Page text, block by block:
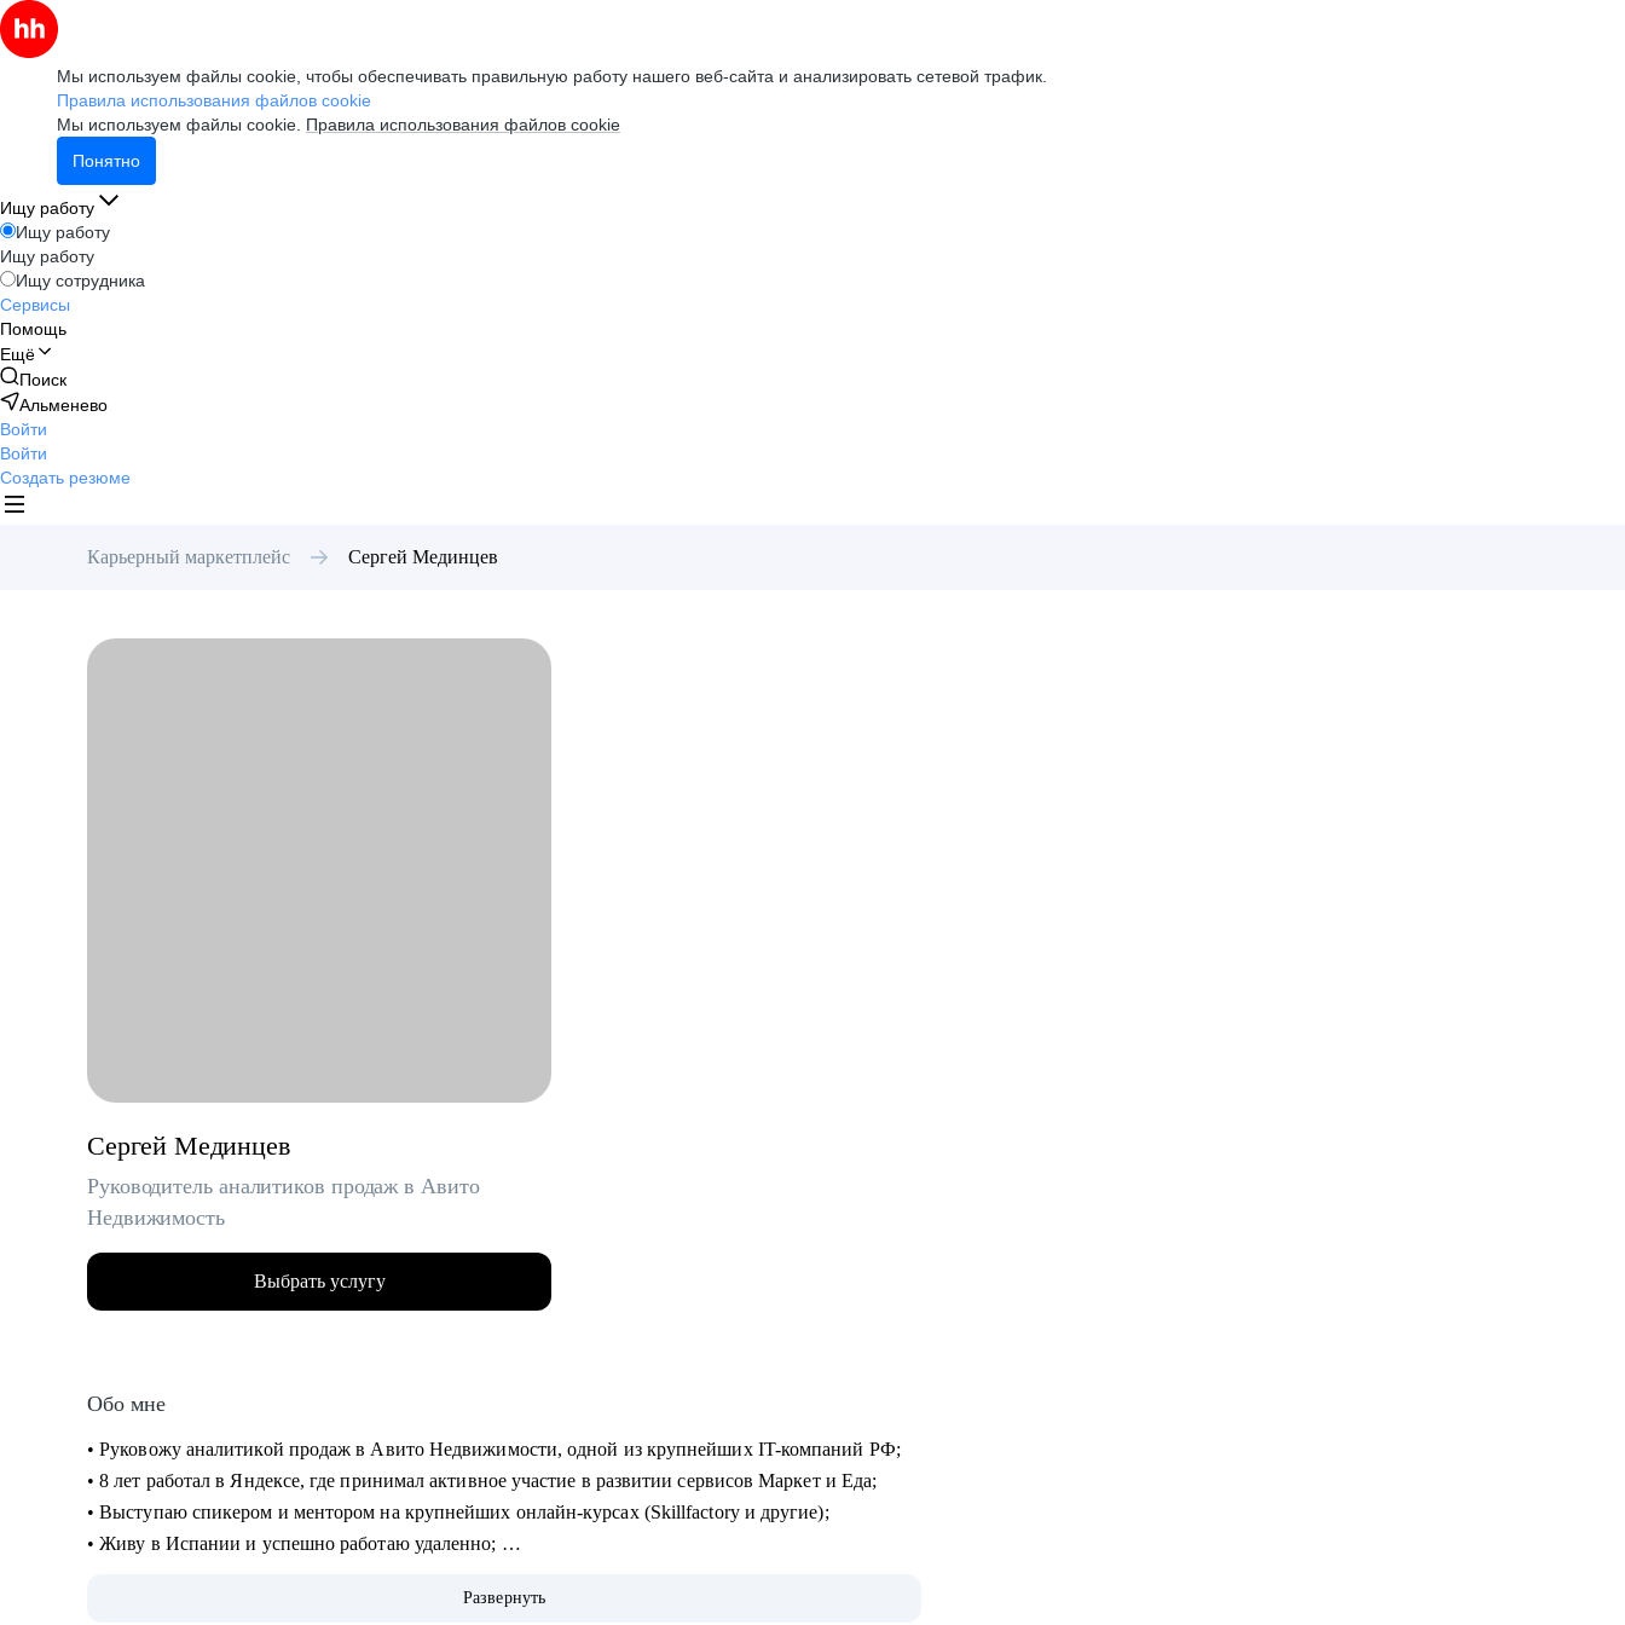
Мы используем файлы cookie, чтобы обеспечивать правильную работу нашего веб-сайта и анализировать сетевой трафик.
Правила использования файлов cookie
Мы используем файлы cookie. Правила использования файлов cookie
Понятно
Ищу работу
Ищу работу
Ищу работу
Ищу сотрудника
Сервисы
Помощь
Ещё
Поиск
Альменево
Войти
Войти
Создать резюме
Карьерный маркетплейс Сергей Мединцев
Сергей Мединцев
Руководитель аналитиков продаж в Авито
Недвижимость
Выбрать услугу
Обо мне
• Руковожу аналитикой продаж в Авито Недвижимости, одной из крупнейших IT-компаний РФ;
• 8 лет работал в Яндексе, где принимал активное участие в развитии сервисов Маркет и Еда;
• Выступаю спикером и ментором на крупнейших онлайн-курсах (Skillfactory и другие);
• Живу в Испании и успешно работаю удаленно;
Развернуть